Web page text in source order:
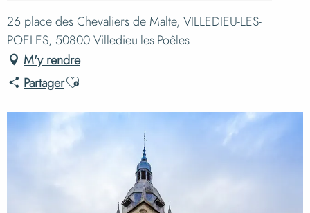
26 place des Chevaliers de Malte, VILLEDIEU-LES-
POELES, 50800 Villedieu-les-Poêles
M'y rendre
PartagerAjouter aux favoris